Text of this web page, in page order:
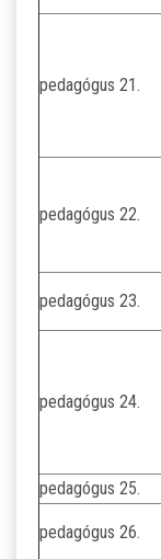
pedagógus 21.
pedagógus 22.
pedagógus 23.
pedagógus 24.
pedagógus 25.
pedagógus 26.